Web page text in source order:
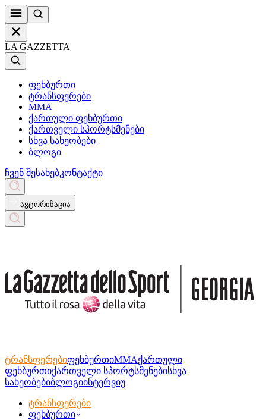
LA GAZZETTA
ფეხბურთი
ტრანსფერები
MMA
ქართული ფეხბურთი
ქართველი სპორტსმენები
სხვა სახეობები
ბლოგი
ჩვენ შესახებკონტაქტი
ავტორიზაცია
ტრანსფერებიფეხბურთიMMAქართული
ფეხბურთიქართველი სპორტსმენებისხვა
სახეობებიბლოგიინტერვიუ
ტრანსფერები
ფეხბურთი